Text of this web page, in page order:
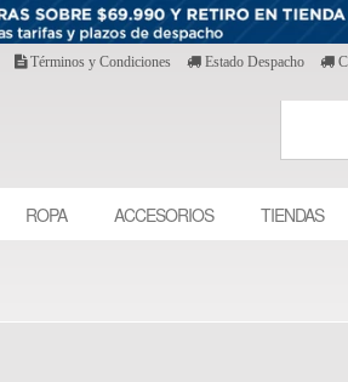
Términos y Condiciones Estado Despacho
ROPA ACCESORIOS TIENDAS